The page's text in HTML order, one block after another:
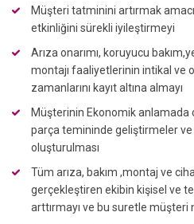
Müşteri tatminini artırmak
etkinliğini sürekli iyileştirmeyi
Arıza onarımı, koruyucu
montajı faaliyetlerinin intikal ve
zamanlarını kayıt altına almayı
Müşterinin Ekonomik anlamada
parça temininde geliştirmeler
oluşturulması
Tüm arıza, bakım ,montaj ve
gerçekleştiren ekibin kişisel ve
arttırmayı ve bu suretle müşteri